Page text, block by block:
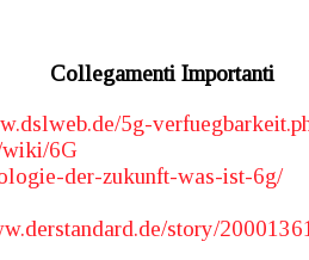
Collegamenti Importanti
5g-
wiki/6G
der-zukunft-was-ist-6g/
story/